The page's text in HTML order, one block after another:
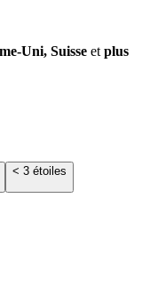
Uni, Suisse et plus
< 3 étoiles